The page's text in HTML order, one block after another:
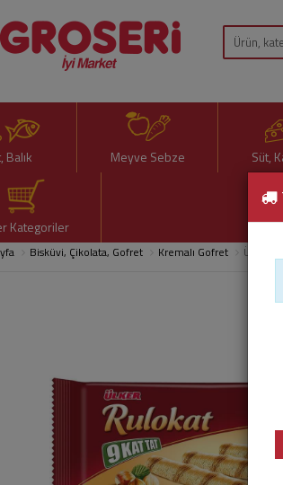
Balık Meyve Sebze Süt,
Kategoriler
Bisküvi, Çikolata, Gofret Kremalı Gofret Ülker